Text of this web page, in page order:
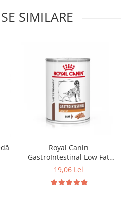
SIMILARE
Royal Canin
GastroIntestinal Low Fat
Dog– 420 g
19,06 Lei